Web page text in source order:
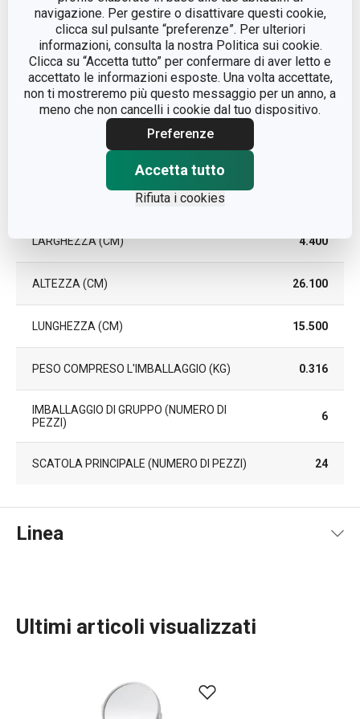
navigazione. Per gestire o disattivare questi cookie,
clicca sul pulsante “preferenze”. Per ulteriori
informazioni, consulta la nostra Politica sui cookie.
Clicca su “Accetta tutto” per confermare di aver letto e
accettato le informazioni esposte. Una volta accettate,
non ti mostreremo più questo messaggio per un anno, a
meno che non cancelli i cookie dal tuo dispositivo.
Preferenze
Accetta tutto
Rifiuta i cookies
COLORE Bianco
EAN 8592973120899
DURATA DELLA GARANZIA (IN
LARGHEZZA (CM) 4.400
ALTEZZA (CM) 26.100
LUNGHEZZA (CM) 15.500
PESO COMPRESO L'IMBALLAGGIO (KG) 0.316
IMBALLAGGIO DI GRUPPO (NUMERO DI
PEZZI)
6
SCATOLA PRINCIPALE (NUMERO DI PEZZI) 24
Linea
Ultimi articoli visualizzati